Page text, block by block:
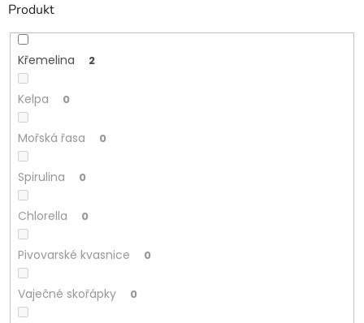
Produkt
Křemelina 2
Kelpa 0
Mořská řasa 0
Spirulina 0
Chlorella 0
Pivovarské kvasnice 0
Vaječné skořápky 0